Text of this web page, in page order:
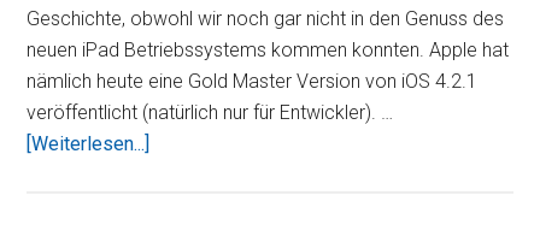
Geschichte, obwohl wir noch gar nicht in den Genuss des
neuen iPad Betriebssystems kommen konnten. Apple hat
nämlich heute eine Gold Master Version von iOS 4.2.1
veröffentlicht (natürlich nur für Entwickler). …
[Weiterlesen...]